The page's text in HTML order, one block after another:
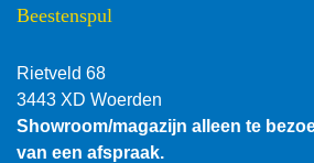
Beestenspul
Rietveld 68
3443 XD Woerden
Showroom/magazijn alleen te
van een afspraak.